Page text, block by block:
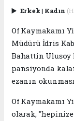
Erkek| Kadın
Of Kaymakamı
Müdürü İdris
Bahattin Ulusoy
pansiyonda
ezanın
Of Kaymakamı
olarak,